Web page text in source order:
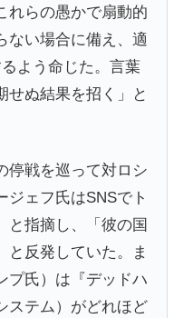
れらの愚かで扇動的
ない場合に備え、適
よう命じた。言葉
せぬ結果を招く」と
戦を巡って対ロシ
ジェフ氏はSNSでト
と指摘し、「彼の国
と反発していた。ま
プ氏）は『デッドハ
ステム）がどれほど